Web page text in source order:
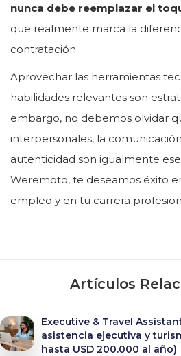
nunca debe reemplazar el
que realmente marca la
contratación.
Aprovechar las herramientas
habilidades relevantes son
embargo, no debemos olvidar
interpersonales, la
autenticidad son igualmente
Weremoto, te deseamos éxito
empleo y en tu carrera
Artículos
Executive & Travel
asistencia ejecutiva y
hasta USD 200.000 al año)